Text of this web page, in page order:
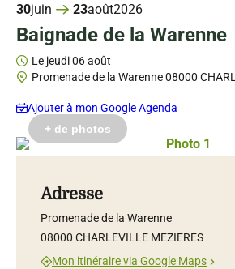
30juin 23août2026
Baignade de la Warenne
Le jeudi 06 août
Promenade de la Warenne 08000
Ajouter à mon Google Agenda
Photo 1,
+ de photos
Photo 2, © Droits gérés – D. Truillard
gérés – D. Truillard
Photo 3, © Droits gérés – D. Truillard
gérés – D. Truillard
Photo 4, © Droits gérés – Ville de Charleville
gérés – Ville de Charleville
Adresse
Promenade de la Warenne
08000 CHARLEVILLE MEZIERES
Mon itinéraire via Google Maps